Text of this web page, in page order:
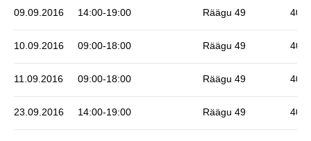
09.09.2016 14:00-19:00 Räägu 49 406
10.09.2016 09:00-18:00 Räägu 49 406
11.09.2016 09:00-18:00 Räägu 49 406
23.09.2016 14:00-19:00 Räägu 49 406